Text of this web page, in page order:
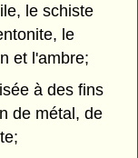
le schiste
le
et l'ambre;
à des fins
de métal, de